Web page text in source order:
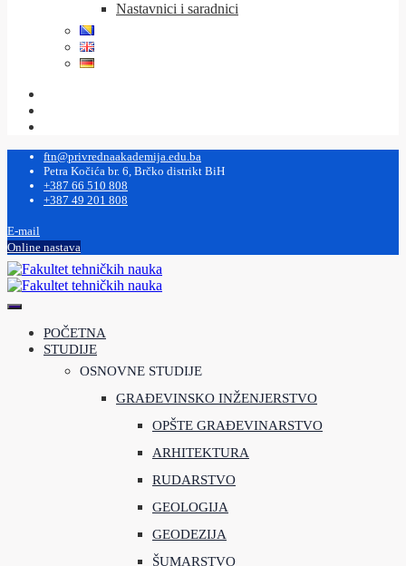
Nastavnici i saradnici
ftn@privrednaakademija.edu.ba
Petra Kočića br. 6, Brčko distrikt BiH
+387 66 510 808
+387 49 201 808
E-mail
Online nastava
POČETNA
STUDIJE
OSNOVNE STUDIJE
GRAĐEVINSKO INŽENJERSTVO
OPŠTE GRAĐEVINARSTVO
ARHITEKTURA
RUDARSTVO
GEOLOGIJA
GEODEZIJA
ŠUMARSTVO